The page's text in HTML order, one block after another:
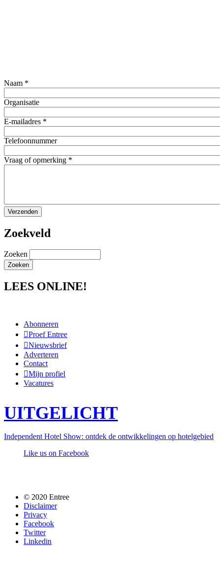
Naam *
Organisatie
E-mailadres *
Telefoonnummer
Vraag of opmerking *
Zoekveld
Zoeken
LEES ONLINE!
Abonneren
Proef Entree
Nieuwsbrief
Adverteren
Contact
Mijn profiel
Vacatures
UITGELICHT
Independent Hotel Show: ontdek de ontwikkelingen op hotelgebied
Like us on Facebook
© 2020 Entree
Disclaimer
Privacy
Facebook
Twitter
Linkedin